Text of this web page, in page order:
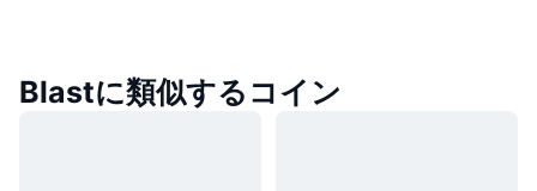
Blastに類似するコイン